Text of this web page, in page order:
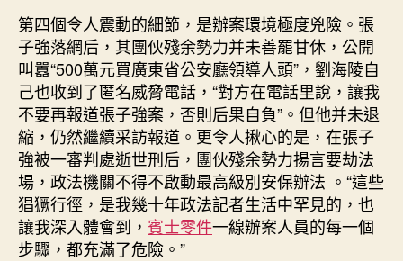
第四個令人震動的細節，是辦案環境極度兇險。張
子強落網后，其團伙殘余勢力并未善罷甘休，公開
叫囂“500萬元買廣東省公安廳領導人頭”，劉海陵自
己也收到了匿名威脅電話，“對方在電話里說，讓我
不要再報道張子強案，否則后果自負”。但他并未退
縮，仍然繼續采訪報道。更令人揪心的是，在張子
強被一審判處逝世刑后，團伙殘余勢力揚言要劫法
場，政法機關不得不啟動最高級別安保辦法 。“這些
猖獗行徑，是我幾十年政法記者生活中罕見的，也
讓我深入體會到， 賓士零件一線辦案人員的每一個
步驟，都充滿了危險。”